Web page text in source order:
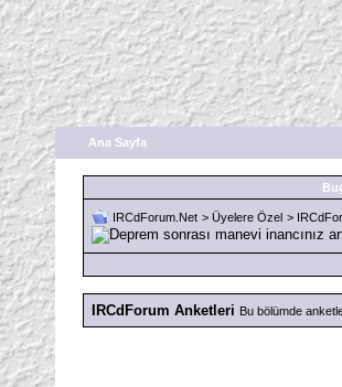
Ana Sayfa
IRCdForum.Net > Üyelere Özel >
IRCdForum Anketleri Bu bölümde